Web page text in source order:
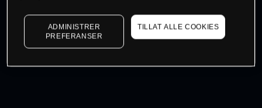
Log in
ADMINISTRER
PREFERANSER
TILLAT ALLE COOKIES